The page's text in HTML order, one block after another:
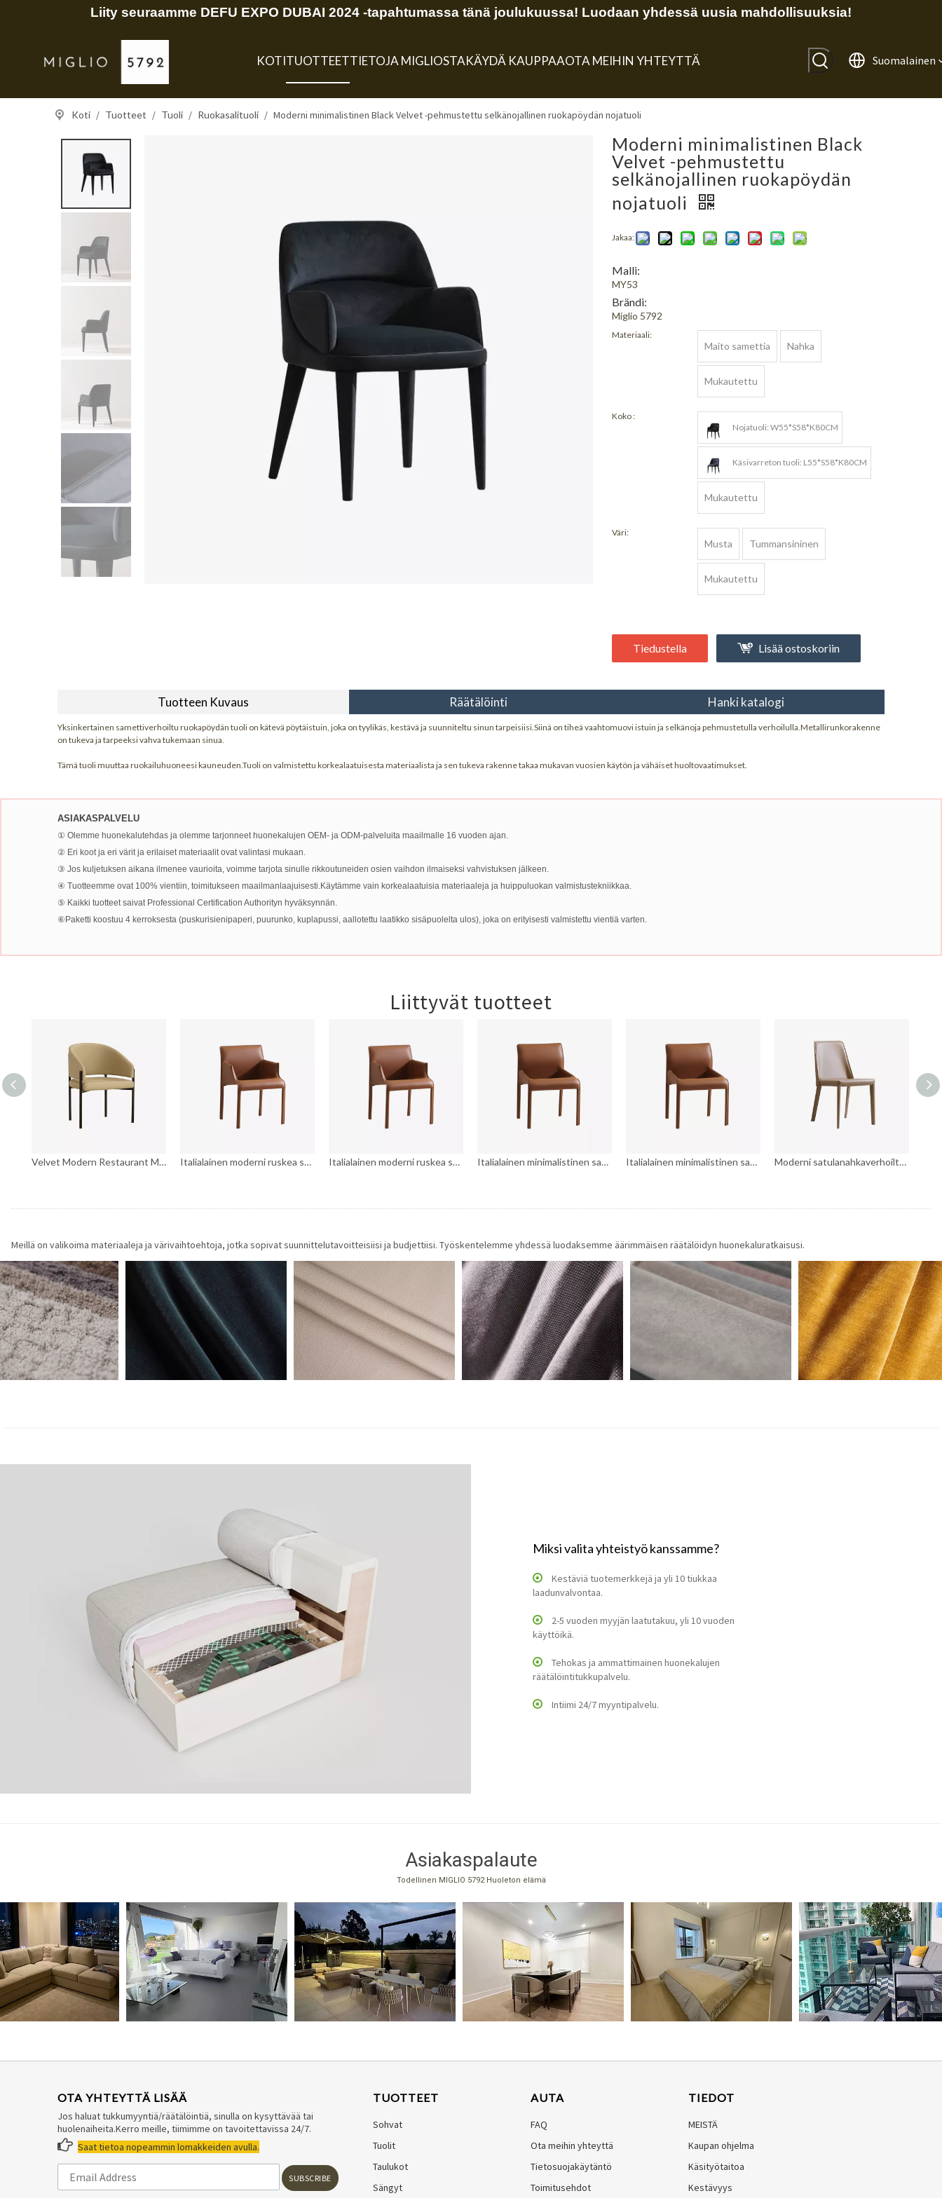
Liity seuraamme DEFU EXPO DUBAI 2024 -tapahtumassa tänä joulukuussa! Luodaan yhdessä uusia mahdollisuuksia!
KOTITUOTTEETTIETOJA MIGLIOSTAKÄYDÄ KAUPPAAOTA MEIHIN YHTEYTTÄ Suomalainen
Koti / Tuotteet / Tuoli / Ruokasalituoli / Moderni minimalistinen Black Velvet -pehmustettu selkänojallinen ruokapöydän nojatuoli
Moderni minimalistinen Black
Velvet -pehmustettu
selkänojallinen ruokapöydän
nojatuoli
Jakaa:
Malli:
MY53
Brändi:
Miglio 5792
Materiaali:
Maito samettia Nahka
Mukautettu
Koko :
Nojatuoli: W55*S58*K80CM
Käsivarreton tuoli: L55*S58*K80CM
Mukautettu
Väri:
Musta Tummansininen
Mukautettu
Tiedustella Lisää ostoskoriin
Tuotteen Kuvaus Räätälöinti Hanki katalogi
Yksinkertainen samettiverhoiltu ruokapöydän tuoli on kätevä pöytäistuin, joka on tyylikäs, kestävä ja suunniteltu sinun tarpeisiisi.Siinä on tiheä vaahtomuovi istuin ja selkänoja pehmustetulla verhoilulla.Metallirunkorakenne
on tukeva ja tarpeeksi vahva tukemaan sinua.
Tämä tuoli muuttaa ruokailuhuoneesi kauneuden.Tuoli on valmistettu korkealaatuisesta materiaalista ja sen tukeva rakenne takaa mukavan vuosien käytön ja vähäiset huoltovaatimukset.
ASIAKASPALVELU
① Olemme huonekalutehdas ja olemme tarjonneet huonekalujen OEM- ja ODM-palveluita maailmalle 16 vuoden ajan.
② Eri koot ja eri värit ja erilaiset materiaalit ovat valintasi mukaan.
③ Jos kuljetuksen aikana ilmenee vaurioita, voimme tarjota sinulle rikkoutuneiden osien vaihdon ilmaiseksi vahvistuksen jälkeen.
④ Tuotteemme ovat 100% vientiin, toimitukseen maailmanlaajuisesti.Käytämme vain korkealaatuisia materiaaleja ja huippuluokan valmistustekniikkaa.
⑤ Kaikki tuotteet saivat Professional Certification Authorityn hyväksynnän.
⑥Paketti koostuu 4 kerroksesta (puskurisienipaperi, puurunko, kuplapussi, aallotettu laatikko sisäpuolelta ulos), joka on erityisesti valmistettu vientiä varten.
Liittyvät tuotteet
Velvet Modern Restaurant Metal ruokapöydän tuoli käsivarsilla Italialainen moderni ruskea satula nahkaverhoiltu ruokapöydän nojatuoli Italialainen moderni ruskea satula nahkaverhoiltu ruokapöydän nojatuoli Italialainen minimalistinen satulanahkaverhoiltu kaareva selkänojallinen ruokailutuoli Italialainen minimalistinen satulanahkaverhoiltu kaareva selkänojallinen ruokailutuoli Moderni satulanahkaverhoiltu keittiön tuoli metallijaloilla
Meillä on valikoima materiaaleja ja värivaihtoehtoja, jotka sopivat suunnittelutavoitteisiisi ja budjettiisi. Työskentelemme yhdessä luodaksemme äärimmäisen räätälöidyn huonekaluratkaisusi.
Miksi valita yhteistyö kanssamme?
Kestäviä tuotemerkkejä ja yli 10 tiukkaa
laadunvalvontaa.
2-5 vuoden myyjän laatutakuu, yli 10 vuoden
käyttöikä.
Tehokas ja ammattimainen huonekalujen
räätälöintitukkupalvelu.
Intiimi 24/7 myyntipalvelu.
Asiakaspalaute
Todellinen MIGLIO 5792 Huoleton elämä
OTA YHTEYTTÄ LISÄÄ
Jos haluat tukkumyyntiä/räätälöintiä, sinulla on kysyttävää tai
huolenaiheita.Kerro meille, tiimimme on tavoitettavissa 24/7.
 Saat tietoa nopeammin lomakkeiden avulla.
SUBSCRIBE
TUOTTEET
Sohvat
Tuolit
Taulukot
Sängyt
AUTA
FAQ
Ota meihin yhteyttä
Tietosuojakäytäntö
Toimitusehdot
TIEDOT
MEISTÄ
Kaupan ohjelma
Käsityötaitoa
Kestävyys